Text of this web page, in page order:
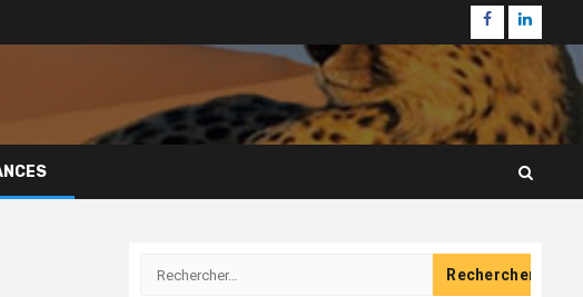
Facebook
Rechercher :